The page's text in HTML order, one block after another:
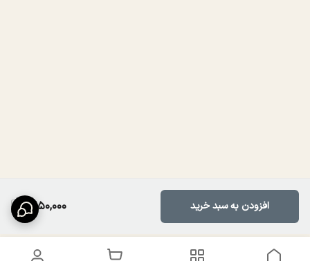
1,650,000 افزودن به سبد خرید